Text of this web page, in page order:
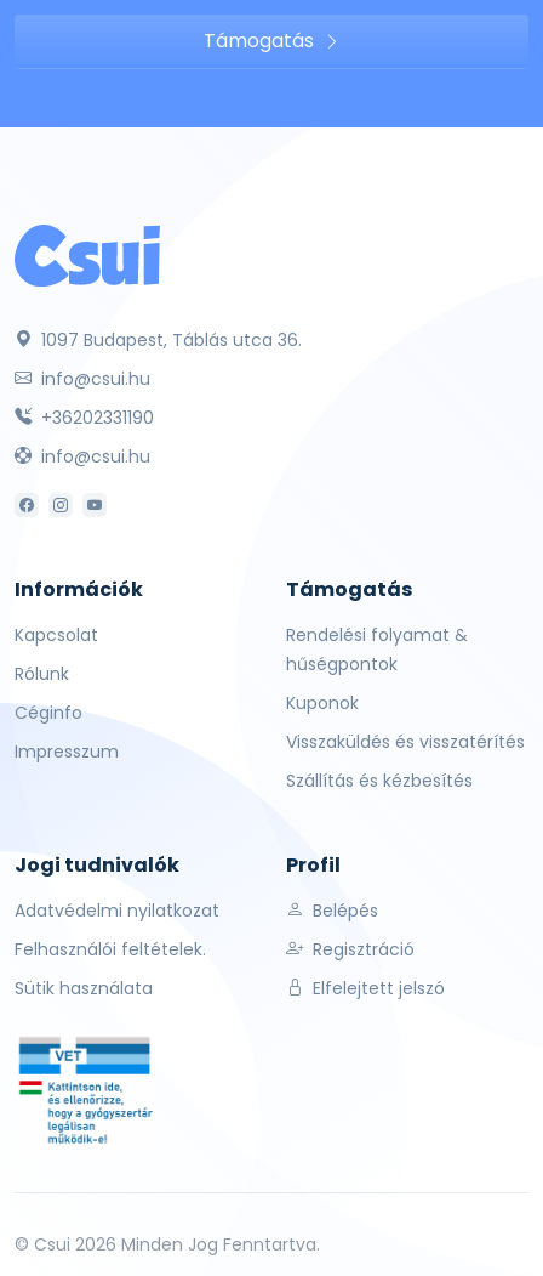
Támogatás
1097 Budapest, Táblás utca 36.
info@csui.hu
+36202331190
info@csui.hu
Információk
Kapcsolat
Rólunk
Céginfo
Impresszum
Támogatás
Rendelési folyamat &
hűségpontok
Kuponok
Visszaküldés és visszatérítés
Szállítás és kézbesítés
Jogi tudnivalók
Adatvédelmi nyilatkozat
Felhasználói feltételek.
Sütik használata
Profil
Belépés
Regisztráció
Elfelejtett jelszó
© Csui 2026 Minden Jog Fenntartva.